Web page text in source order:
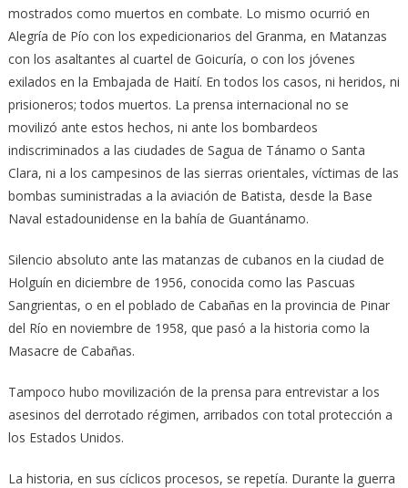
mostrados como muertos en combate. Lo mismo ocurrió en
Alegría de Pío con los expedicionarios del Granma, en Matanzas
con los asaltantes al cuartel de Goicuría, o con los jóvenes
exilados en la Embajada de Haití. En todos los casos, ni heridos, ni
prisioneros; todos muertos. La prensa internacional no se
movilizó ante estos hechos, ni ante los bombardeos
indiscriminados a las ciudades de Sagua de Tánamo o Santa
Clara, ni a los campesinos de las sierras orientales, víctimas de las
bombas suministradas a la aviación de Batista, desde la Base
Naval estadounidense en la bahía de Guantánamo.
Silencio absoluto ante las matanzas de cubanos en la ciudad de
Holguín en diciembre de 1956, conocida como las Pascuas
Sangrientas, o en el poblado de Cabañas en la provincia de Pinar
del Río en noviembre de 1958, que pasó a la historia como la
Masacre de Cabañas.
Tampoco hubo movilización de la prensa para entrevistar a los
asesinos del derrotado régimen, arribados con total protección a
los Estados Unidos.
La historia, en sus cíclicos procesos, se repetía. Durante la guerra